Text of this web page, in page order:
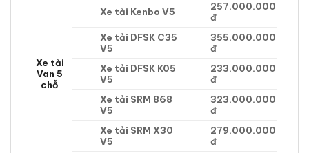
Xe tải
Van 5
chỗ
Xe tải Kenbo V5
257.000.000
đ
Xe tải DFSK C35
V5
355.000.000
đ
Xe tải DFSK K05
V5
233.000.000
đ
Xe tải SRM 868
V5
323.000.000
đ
Xe tải SRM X30
V5
279.000.000
đ